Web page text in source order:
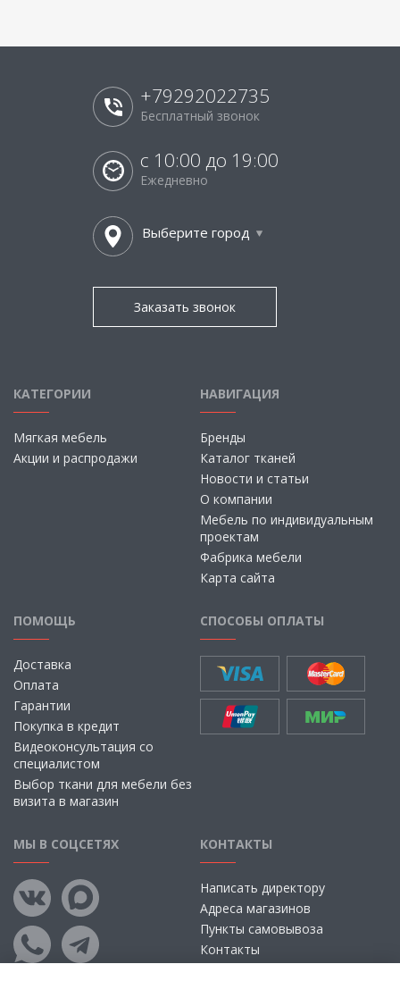
+79292022735
Бесплатный звонок
с 10:00 до 19:00
Ежедневно
Выберите город
Заказать звонок
КАТЕГОРИИ
Мягкая мебель
Акции и распродажи
НАВИГАЦИЯ
Бренды
Каталог тканей
Новости и статьи
О компании
Мебель по индивидуальным
проектам
Фабрика мебели
Карта сайта
ПОМОЩЬ
Доставка
Оплата
Гарантии
Покупка в кредит
Видеоконсультация со
специалистом
Выбор ткани для мебели без
визита в магазин
СПОСОБЫ ОПЛАТЫ
МЫ В СОЦСЕТЯХ КОНТАКТЫ
Написать директору
Адреса магазинов
Пункты самовывоза
Контакты